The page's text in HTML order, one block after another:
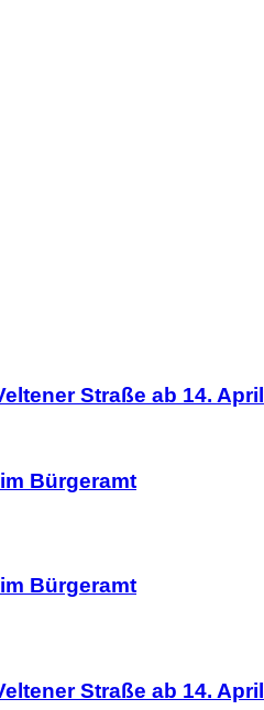
Straße ab 14. April
Bürgeramt
Bürgeramt
Straße ab 14. April